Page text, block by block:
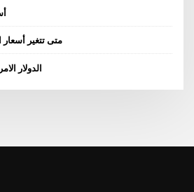
متى تتغير أسعار
الدولار